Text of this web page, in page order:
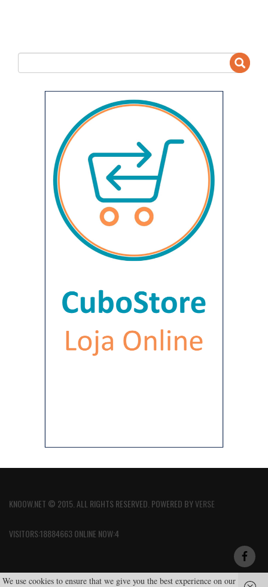
KNOOW.NET © 2015. ALL RIGHTS RESERVED. POWERED BYVERSE
VISITORS:18884663 ONLINE NOW:4
We use cookies to ensure that we give you the best experience on our